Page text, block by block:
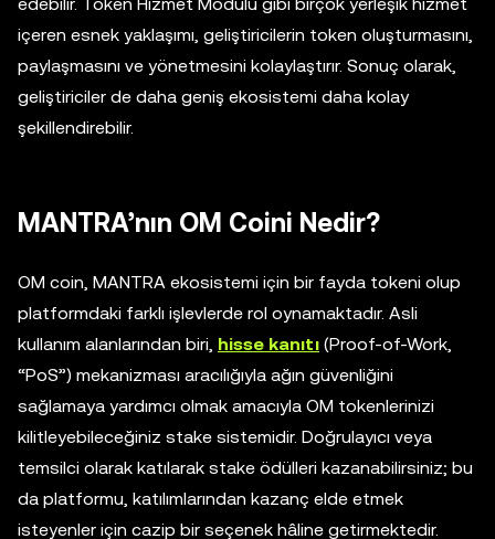
içeren esnek yaklaşımı, geliştiricilerin token oluşturmasını,
paylaşmasını ve yönetmesini kolaylaştırır. Sonuç olarak,
geliştiriciler de daha geniş ekosistemi daha kolay
şekillendirebilir.
MANTRA’nın OM Coini Nedir?
OM coin, MANTRA ekosistemi için bir fayda tokeni olup
platformdaki farklı işlevlerde rol oynamaktadır. Asli
kullanım alanlarından biri, hisse kanıtı (Proof-of-Work,
“PoS”) mekanizması aracılığıyla ağın güvenliğini
sağlamaya yardımcı olmak amacıyla OM tokenlerinizi
kilitleyebileceğiniz stake sistemidir. Doğrulayıcı veya
temsilci olarak katılarak stake ödülleri kazanabilirsiniz; bu
da platformu, katılımlarından kazanç elde etmek
isteyenler için cazip bir seçenek hâline getirmektedir.